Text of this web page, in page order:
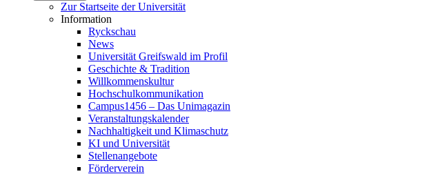
Zur Startseite der Universität
Information
Ryckschau
News
Universität Greifswald im Profil
Geschichte & Tradition
Willkommenskultur
Hochschulkommunikation
Campus1456 – Das Unimagazin
Veranstaltungskalender
Nachhaltigkeit und Klimaschutz
KI und Universität
Stellenangebote
Förderverein